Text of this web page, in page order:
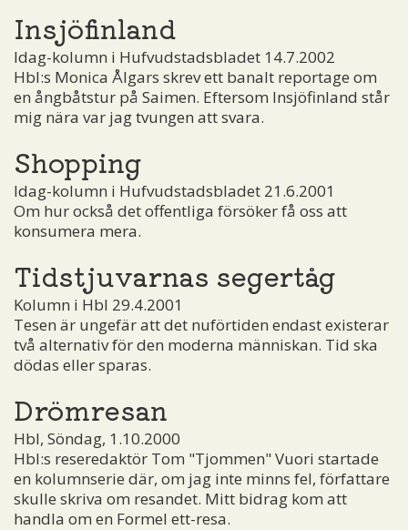
Insjöfinland
Idag-kolumn i Hufvudstadsbladet 14.7.2002
Hbl:s Monica Ålgars skrev ett banalt reportage om
en ångbåtstur på Saimen. Eftersom Insjöfinland står
mig nära var jag tvungen att svara.
Shopping
Idag-kolumn i Hufvudstadsbladet 21.6.2001
Om hur också det offentliga försöker få oss att
konsumera mera.
Tidstjuvarnas segertåg
Kolumn i Hbl 29.4.2001
Tesen är ungefär att det nuförtiden endast existerar
två alternativ för den moderna människan. Tid ska
dödas eller sparas.
Drömresan
Hbl, Söndag, 1.10.2000
Hbl:s reseredaktör Tom "Tjommen" Vuori startade
en kolumnserie där, om jag inte minns fel, författare
skulle skriva om resandet. Mitt bidrag kom att
handla om en Formel ett-resa.